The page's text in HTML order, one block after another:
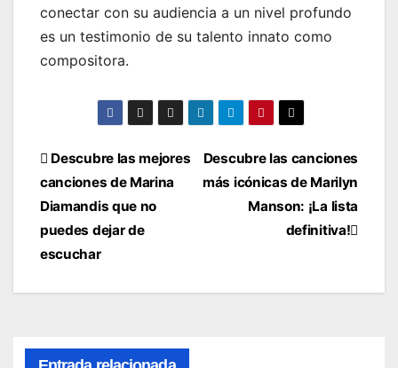
conectar con su audiencia a un nivel profundo
es un testimonio de su talento innato como
compositora.
Navegación
de
entradas
Descubre las canciones
más icónicas de Marilyn
Manson: ¡La lista
definitiva!
Descubre las mejores
canciones de Marina
Diamandis que no
puedes dejar de
escuchar